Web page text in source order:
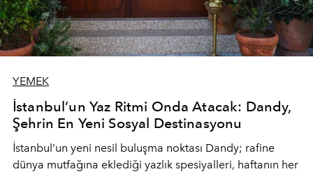
YEMEK
İstanbul’un Yaz Ritmi Onda Atacak: Dandy,
Şehrin En Yeni Sosyal Destinasyonu
İstanbul’un yeni nesil buluşma noktası Dandy; rafine
dünya mutfağına eklediği yazlık spesiyalleri, haftanın her